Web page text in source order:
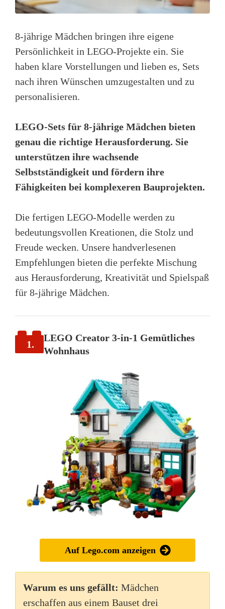
8-jährige Mädchen bringen ihre eigene
Persönlichkeit in LEGO-Projekte ein. Sie
haben klare Vorstellungen und lieben es, Sets
nach ihren Wünschen umzugestalten und zu
personalisieren.
LEGO-Sets für 8-jährige Mädchen bieten
genau die richtige Herausforderung. Sie
unterstützen ihre wachsende
Selbstständigkeit und fördern ihre
Fähigkeiten bei komplexeren Bauprojekten.
Die fertigen LEGO-Modelle werden zu
bedeutungsvollen Kreationen, die Stolz und
Freude wecken. Unsere handverlesenen
Empfehlungen bieten die perfekte Mischung
aus Herausforderung, Kreativität und Spielspaß
für 8-jährige Mädchen.
1.
LEGO Creator 3-in-1 Gemütliches
Wohnhaus
Auf Lego.com anzeigen
Warum es uns gefällt: Mädchen
erschaffen aus einem Bauset drei